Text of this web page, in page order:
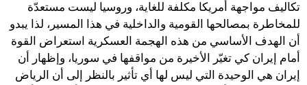
تكاليف مواجهة أمريكا مكلفة للغاية، وروسيا ليست مستعدّة
للمخاطرة بمصالحها القومية والداخلية في هذا المسير، لذا يبدو
أن الهدف الأساسي من هذه الهجمة العسكرية استعراض القوة
أمام إيران كي تغيّر الأخيرة من مواقفها في سوريا، وإظهار أن
إيران هي الوحيدة التي ليس لها أي تأثير بالنظر إلى أن الرياض